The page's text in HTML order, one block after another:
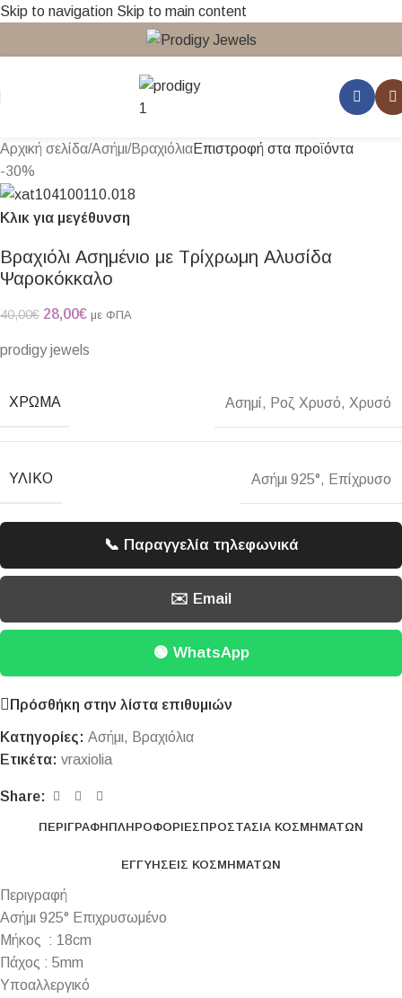
Skip to navigation Skip to main content
Αρχική σελίδα/Ασήμι/ΒραχιόλιαΕπιστροφή στα προϊόντα
-30%
Κλικ για μεγέθυνση
Βραχιόλι Ασημένιο με Τρίχρωμη Αλυσίδα
Ψαροκόκκαλο
40,00€ 28,00€ με ΦΠΑ
prodigy jewels
ΧΡΏΜΑ Ασημί, Ροζ Χρυσό, Χρυσό
ΥΛΙΚΌ Ασήμι 925°, Επίχρυσο
📞 Παραγγελία τηλεφωνικά
✉️ Email
🟢 WhatsApp
Πρόσθήκη στην λίστα επιθυμιών
Κατηγορίες: Ασήμι, Βραχιόλια
Ετικέτα: vraxiolia
Share:
ΠΕΡΙΓΡΑΦΉΠΛΗΡΟΦΟΡΊΕΣΠΡΟΣΤΑΣΊΑ ΚΟΣΜΗΜΆΤΩΝ
ΕΓΓΥΉΣΕΙΣ ΚΟΣΜΗΜΆΤΩΝ
Περιγραφή
Ασήμι 925° Επιχρυσωμένο
Μήκος : 18cm
Πάχος : 5mm
Υποαλλεργικό